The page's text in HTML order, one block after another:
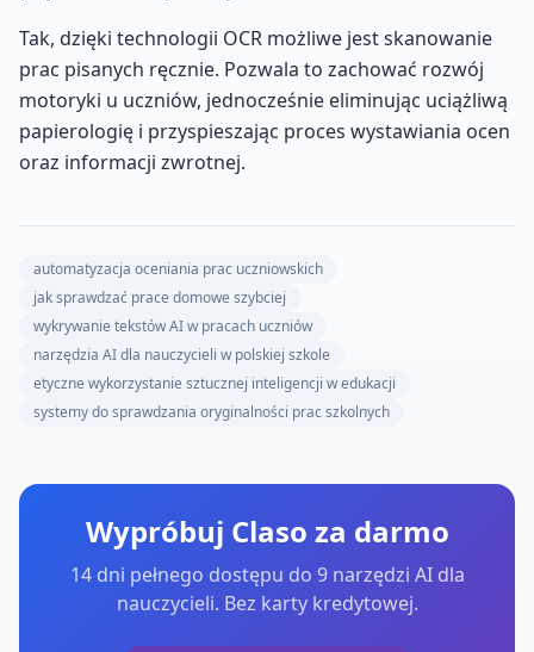
Tak, dzięki technologii OCR możliwe jest skanowanie
prac pisanych ręcznie. Pozwala to zachować rozwój
motoryki u uczniów, jednocześnie eliminując uciążliwą
papierologię i przyspieszając proces wystawiania ocen
oraz informacji zwrotnej.
automatyzacja oceniania prac uczniowskich
jak sprawdzać prace domowe szybciej
wykrywanie tekstów AI w pracach uczniów
narzędzia AI dla nauczycieli w polskiej szkole
etyczne wykorzystanie sztucznej inteligencji w edukacji
systemy do sprawdzania oryginalności prac szkolnych
Wypróbuj Claso za darmo
14 dni pełnego dostępu do 9 narzędzi AI dla
nauczycieli. Bez karty kredytowej.